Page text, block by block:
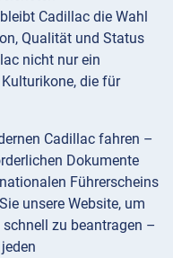
Cadillac die Wahl
Qualität und Status
nicht nur ein
die für
Cadillac fahren –
Dokumente
Führerscheins
unsere Website, um
zu beantragen –